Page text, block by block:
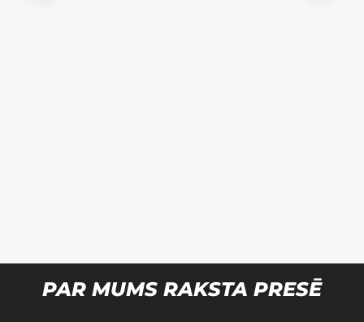
PAR MUMS RAKSTA PRESĒ